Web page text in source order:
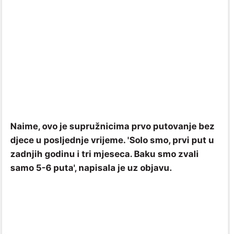
Naime, ovo je supružnicima prvo putovanje bez
djece u posljednje vrijeme. 'Solo smo, prvi put u
zadnjih godinu i tri mjeseca. Baku smo zvali
samo 5-6 puta', napisala je uz objavu.